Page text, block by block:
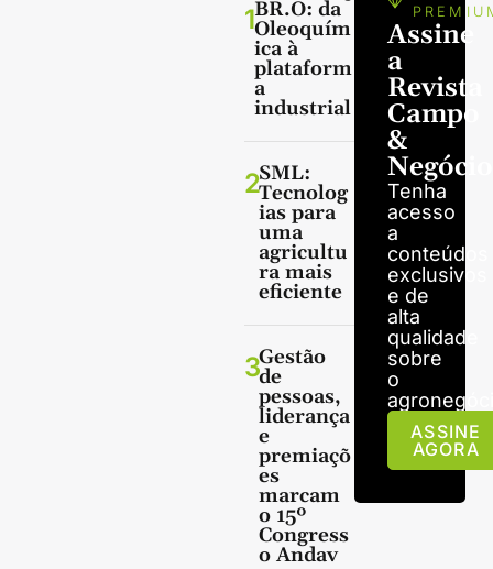
1BR.O: da
Oleoquím
ica à
plataform
a
industrial
2SML:
Tecnolog
ias para
uma
agricultu
ra mais
eficiente
3Gestão
de
pessoas,
liderança
e
premiaçõ
es
marcam
o 15º
Congress
o Andav
Assine
a
Revista
Campo
&
Tenha
acesso
a
conteúdos
exclusivos
e de
alta
qualidade
sobre
o
ASSINE
AGORA